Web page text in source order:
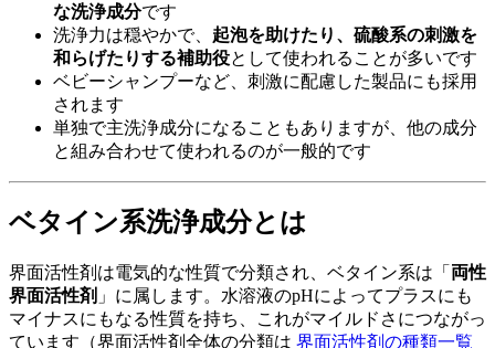
な洗浄成分です
洗浄力は穏やかで、 起泡を助けたり、硫酸系の刺激を
和らげたりする補助役として使われることが多いです
ベビーシャンプーなど、刺激に配慮した製品にも採用
されます
単独で主洗浄成分になることもありますが、他の成分
と組み合わせて使われるのが一般的です
ベタイン系洗浄成分とは
界面活性剤は電気的な性質で分類され、ベタイン系は「 両性
界面活性剤 」に属します。水溶液のpHによってプラスにも
マイナスにもなる性質を持ち、これがマイルドさにつながっ
ています（界面活性剤全体の分類は 界面活性剤の種類一覧